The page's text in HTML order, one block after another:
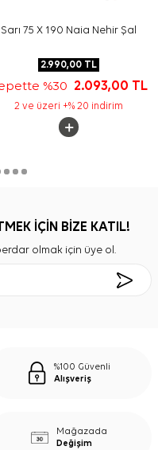
Sarı 75 X 190 Naia Nehir Şal
2.990,00 TL
%30 2.093,00 TL
2 ve üzeri +% 20 indirim
İÇİN BİZE KATIL!
olmak için üye ol.
%100 Güvenli
Alışveriş
Mağazada
Değişim